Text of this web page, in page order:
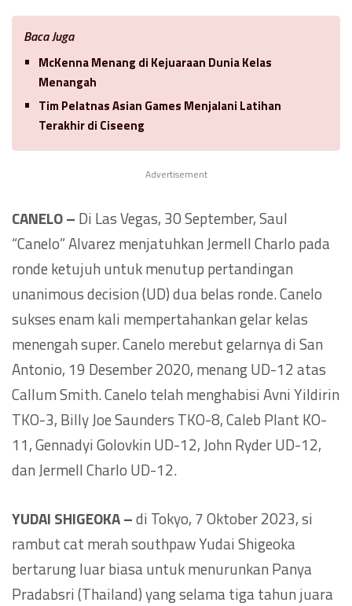
Baca Juga
McKenna Menang di Kejuaraan Dunia Kelas
Menangah
Tim Pelatnas Asian Games Menjalani Latihan
Terakhir di Ciseeng
Advertisement
CANELO – Di Las Vegas, 30 September, Saul
“Canelo” Alvarez menjatuhkan Jermell Charlo pada
ronde ketujuh untuk menutup pertandingan
unanimous decision (UD) dua belas ronde. Canelo
sukses enam kali mempertahankan gelar kelas
menengah super. Canelo merebut gelarnya di San
Antonio, 19 Desember 2020, menang UD-12 atas
Callum Smith. Canelo telah menghabisi Avni Yildirin
TKO-3, Billy Joe Saunders TKO-8, Caleb Plant KO-
11, Gennadyi Golovkin UD-12, John Ryder UD-12,
dan Jermell Charlo UD-12.
YUDAI SHIGEOKA –di Tokyo, 7 Oktober 2023, si
rambut cat merah southpaw Yudai Shigeoka
bertarung luar biasa untuk menurunkan Panya
Pradabsri (Thailand) yang selama tiga tahun juara